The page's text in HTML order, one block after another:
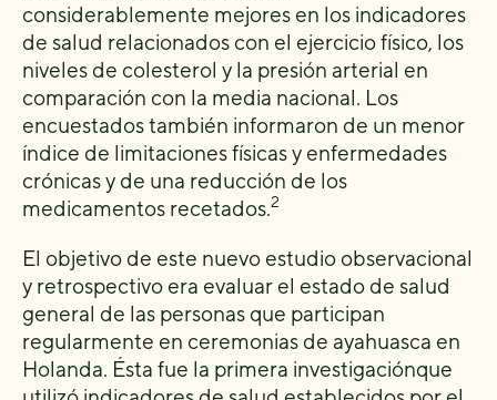
considerablemente mejores en los indicadores
de salud relacionados con el ejercicio físico, los
niveles de colesterol y la presión arterial en
comparación con la media nacional. Los
encuestados también informaron de un menor
índice de limitaciones físicas y enfermedades
crónicas y de una reducción de los
medicamentos recetados.2
El objetivo de este nuevo estudio observacional
y retrospectivo era evaluar el estado de salud
general de las personas que participan
regularmente en ceremonias de ayahuasca en
Holanda. Ésta fue la primera investigaciónque